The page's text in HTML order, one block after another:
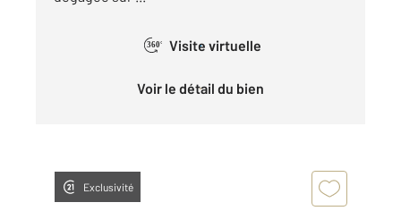
360° Visite virtuelle
Voir le détail du bien
Exclusivité